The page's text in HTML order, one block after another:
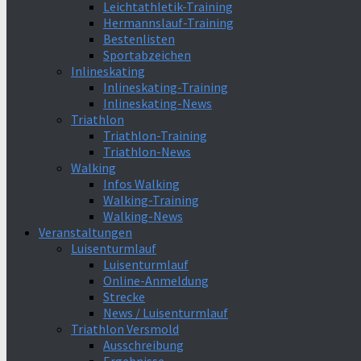
Leichtathletik-Training
Hermannslauf-Training
Bestenlisten
Sportabzeichen
Inlineskating
Inlineskating-Training
Inlineskating-News
Triathlon
Triathlon-Training
Triathlon-News
Walking
Infos Walking
Walking-Training
Walking-News
Veranstaltungen
Luisenturmlauf
Luisenturmlauf
Online-Anmeldung
Strecke
News / Luisenturmlauf
Triathlon Versmold
Ausschreibung